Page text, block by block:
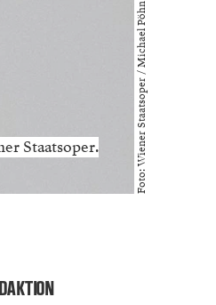
Staatsoper. Foto: Wiener Staatsoper / Michael Pöhn